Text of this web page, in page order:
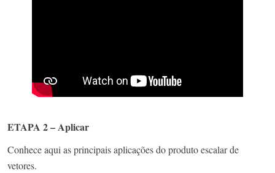
ETAPA 2 – Aplicar
Conhece aqui as principais aplicações do produto escalar de
vetores.